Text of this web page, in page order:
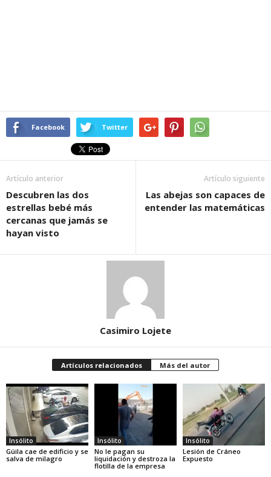
Facebook Twitter
Artículo anterior
Descubren las dos
estrellas bebé más
cercanas que jamás se
hayan visto
Artículo siguiente
Las abejas son capaces de
entender las matemáticas
Casimiro Lojete
Artículos relacionados Más del autor
Insólito
Güila cae de edificio y se
salva de milagro
Insólito
No le pagan su
liquidación y destroza la
flotilla de la empresa
Insólito
Lesión de Cráneo
Expuesto